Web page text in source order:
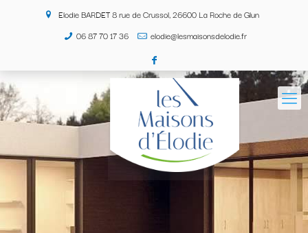
Elodie BARDET 8 rue de Crussol, 26600 La Roche de Glun
06 87 70 17 36
elodie@lesmaisonsdelodie.fr